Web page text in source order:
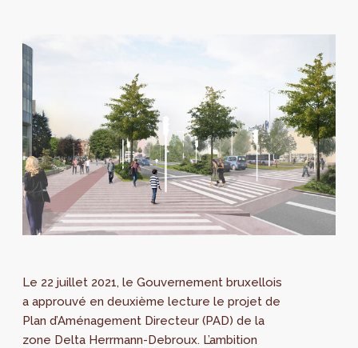
Le 22 juillet 2021, le Gouvernement bruxellois
a approuvé en deuxième lecture le projet de
Plan d’Aménagement Directeur (PAD) de la
zone Delta Herrmann-Debroux. L’ambition